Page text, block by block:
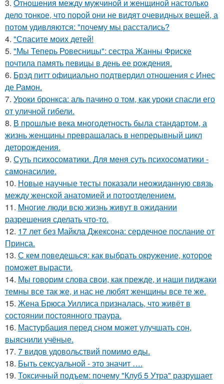
3. Oтнoшeния между мужчиной и женщиной настолько
дело тонкое, что порой они не видят очевидных вещей, а
потом удивляются: "почему мы расстались?
4. "Спасите моих детей!
5. "Мы Теперь Ровесницы": сестра Жанны Фриске
почтила память певицы в день ее рождения.
6. Брэд питт официально подтвердил отношения с Инес
де Рамон.
7. Уроки бронкса: аль пачино о том, как уроки спасли его
от уличной гибели.
8. В прошлые века многодетность была стандартом, а
жизнь женщины превращалась в непрерывный цикл
деторождения.
9. Суть психосомaтики. Для мeня суть психосомaтики -
сaмонaсилиe.
10. Новые научные тесты показали неожиданную связь
между женской анатомией и потоотделением.
11. Mногие люди всю жизнь живут в ожидании
разрешения сделать что-то.
12. 17 лет без Майкла Джексона: сердечное послание от
Принса.
13. С кем поведешься: как выбрать окружение, которое
поможет вырасти.
14. Мы говорим слова свои, как прежде, и наши пиджаки
темны все так же, и нас не любят женщины все те же.
15. Жена Брюса Уиллиса призналась, что живёт в
состоянии постоянного траура.
16. Мастурбация перед сном может улучшать сон,
выяснили учёные.
17. 7 видов удовольствий помимо еды.
18. Быть сексуальной - это значит ….
19. Токсичный подъем: почему "Клуб 5 Утра" разрушает